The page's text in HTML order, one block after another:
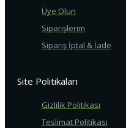
Üye Olun
Siparişlerim
Sipariş İptal & İade
Site Politikaları
Gizlilik Politikası
Teslimat Politikası